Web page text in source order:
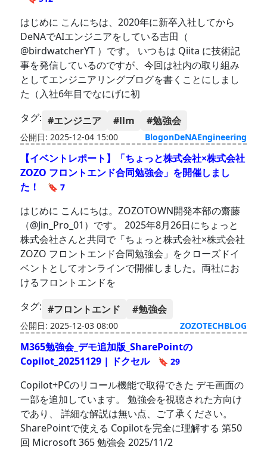
はじめに こんにちは、2020年に新卒入社してから
DeNAでAIエンジニアをしている吉田（
@birdwatcherYT ）です。 いつもは Qiita に技術記
事を発信しているのですが、今回は社内の取り組み
としてエンジニアリングブログを書くことにしまし
た（入社6年目でなにげに初
タグ: #エンジニア #llm #勉強会
公開日: 2025-12-04 15:00 BlogonDeNAEngineering
【イベントレポート】「ちょっと株式会社×株式会社
ZOZO フロントエンド合同勉強会」を開催しまし
た！
🔖 7
はじめに こんにちは。ZOZOTOWN開発本部の齋藤
（@Jin_Pro_01）です。 2025年8月26日にちょっと
株式会社さんと共同で「ちょっと株式会社×株式会社
ZOZO フロントエンド合同勉強会」をクローズドイ
ベントとしてオンラインで開催しました。両社にお
けるフロントエンドを
タグ: #フロントエンド #勉強会
公開日: 2025-12-03 08:00 ZOZOTECHBLOG
M365勉強会_デモ追加版_SharePointの
Copilot_20251129 | ドクセル
🔖 29
Copilot+PCのリコール機能で取得できた デモ画面の
一部を追加しています。 勉強会を視聴された方向け
であり、 詳細な解説は無い点、ご了承ください。
SharePointで使える Copilotを完全に理解する 第50
回 Microsoft 365 勉強会 2025/11/2